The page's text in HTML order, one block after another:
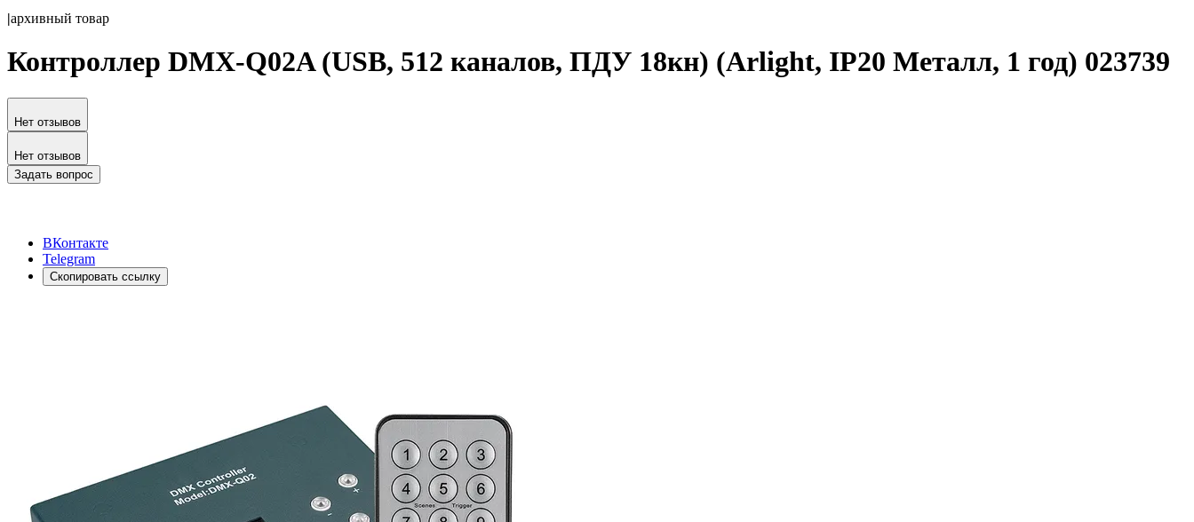
|архивный товар
Контроллер DMX-Q02A (USB, 512 каналов, ПДУ 18кн) (Arlight, IP20 Металл, 1 год) 023739
Нет отзывов
Нет отзывов
Задать вопрос
ВКонтакте
Telegram
Скопировать ссылку